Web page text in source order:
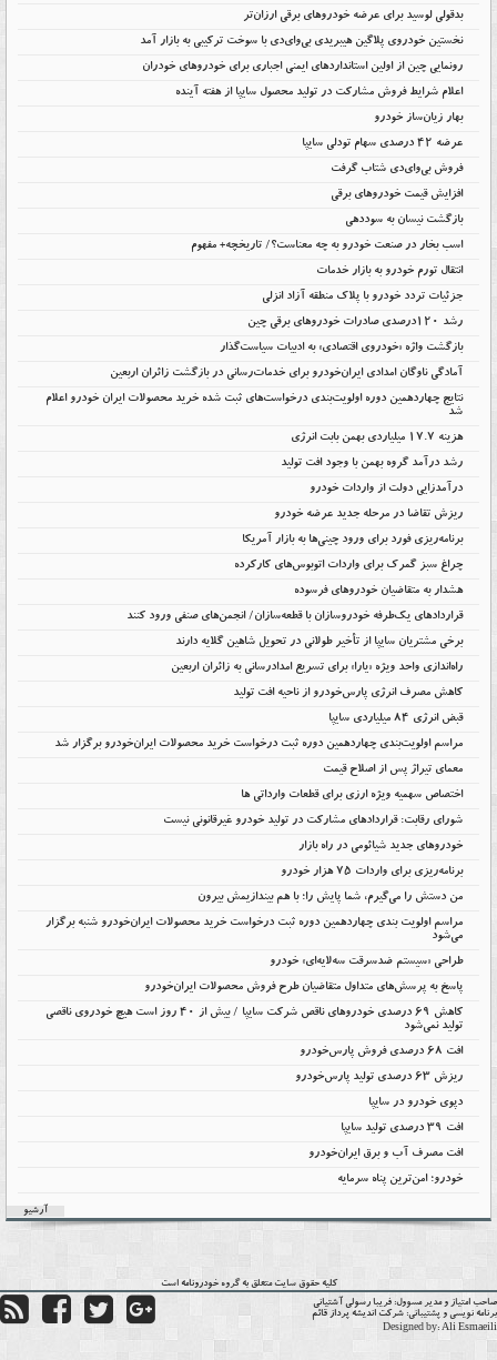
بدقولی لوسید برای عرضه خودروهای برقی ارزان‌تر
نخستین خودروی پلاگین هیبریدی بی‌وای‌دی با سوخت ترکیبی به بازار آمد
رونمایی چین از اولین استانداردهای ایمنی اجباری برای خودروهای خودران
اعلام شرایط فروش مشارکت در تولید محصول سایپا از هفته آینده
بهار زیان‌ساز خودرو
عرضه ۴۲ درصدی سهام تودلی سایپا
فروش بی‌وای‌دی شتاب گرفت
افزایش قیمت خودروهای برقی
بازگشت نیسان به سوددهی
اسب بخار در صنعت خودرو به چه معناست؟/ تاریخچه+ مفهوم
انتقال تورم خودرو به بازار خدمات
جزئیات تردد خودرو با پلاک منطقه آزاد انزلی
رشد ۱۲۰درصدی صادرات خودروهای برقی چین
بازگشت واژه «خودروی اقتصادی» به ادبیات سیاست‌گذار
آمادگی ناوگان امدادی ایران‌خودرو برای خدمات‌رسانی در بازگشت زائران اربعین
نتایج چهاردهمین دوره اولویت‌بندی درخواست‌های ثبت شده خرید محصولات ایران خودرو اعلام
شد
هزینه ۱۷.۷ میلیاردی بهمن بابت انرژی
رشد درآمد گروه بهمن با وجود افت تولید
درآمدزایی دولت از واردات خودرو
ریزش تقاضا در مرحله جدید عرضه خودرو
برنامه‌ریزی فورد برای ورود چینی‌ها به بازار آمریکا
چراغ سبز گمرک برای واردات اتوبوس‌های کارکرده
هشدار به متقاضیان خودروهای فرسوده
قراردادهای یک‌طرفه خودروسازان با قطعه‌سازان/ انجمن‌های صنفی ورود کنند
برخی مشتریان سایپا از تأخیر طولانی در تحویل شاهین گلایه دارند
راه‌اندازی واحد ویژه «یارا» برای تسریع امدادرسانی به زائران اربعین
کاهش مصرف انرژی پارس‌خودرو از ناحیه افت تولید
قبض انرژی ۸۴ میلیاردی سایپا
مراسم اولویت‌بندی چهاردهمین دوره ثبت درخواست خرید محصولات ایران‌خودرو برگزار شد
معمای تیراژ پس از اصلاح قیمت
اختصاص سهمیه ویژه ارزی برای قطعات وارداتی ها
شورای رقابت: قراردادهای مشارکت در تولید خودرو غیرقانونی نیست
خودروهای جدید شیائومی در راه بازار
برنامه‌ریزی برای واردات ۷۵ هزار خودرو
من دستش را می‌گیرم، شما پایش را؛ با هم بیندازیمش بیرون
مراسم اولویت بندی چهاردهمین دوره ثبت درخواست خرید محصولات ایران‌خودرو شنبه برگزار
می‌شود
طراحی «سیستم ضدسرقت سه‌لایه‌ای» خودرو
پاسخ به پرسش‌های متداول متقاضیان طرح فروش محصولات ایران‌خودرو
کاهش ۶۹ درصدی خودروهای ناقص شرکت سایپا / بیش از ۴۰ روز است هیچ خودروی ناقصی
تولید نمی‌شود
افت 68 درصدی فروش پارس‌خودرو
ریزش 63 درصدی تولید پارس‌خودرو
دپوی خودرو در سایپا
افت ۳۹ درصدی تولید سایپا
افت مصرف آب و برق ایران‌خودرو
خودرو؛ امن‌ترین پناه سرمایه
آرشیو
کلیه حقوق سایت متعلق به گروهخودرونامهاست
امتیاز و مدیر مسوول: فریبا رسولی آشتیانی
نویسی و پشتیبانی: شرکت اندیشه پرداز قائم
Designed by: Ali